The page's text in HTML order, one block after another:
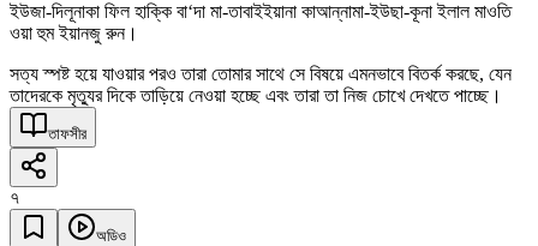
ইউজা-দিলূনাকা ফিল হাক্কি বা‘দা মা-তাবাইইয়ানা কাআন্নামা-ইউছা-কূনা ইলাল মাওতি
ওয়া হুম ইয়ানজু রুন।
সত্য স্পষ্ট হয়ে যাওয়ার পরও তারা তোমার সাথে সে বিষয়ে এমনভাবে বিতর্ক করছে, যেন
তাদেরকে মৃত্যুর দিকে তাড়িয়ে নেওয়া হচ্ছে এবং তারা তা নিজ চোখে দেখতে পাচ্ছে।
তাফসীর
৭
অডিও